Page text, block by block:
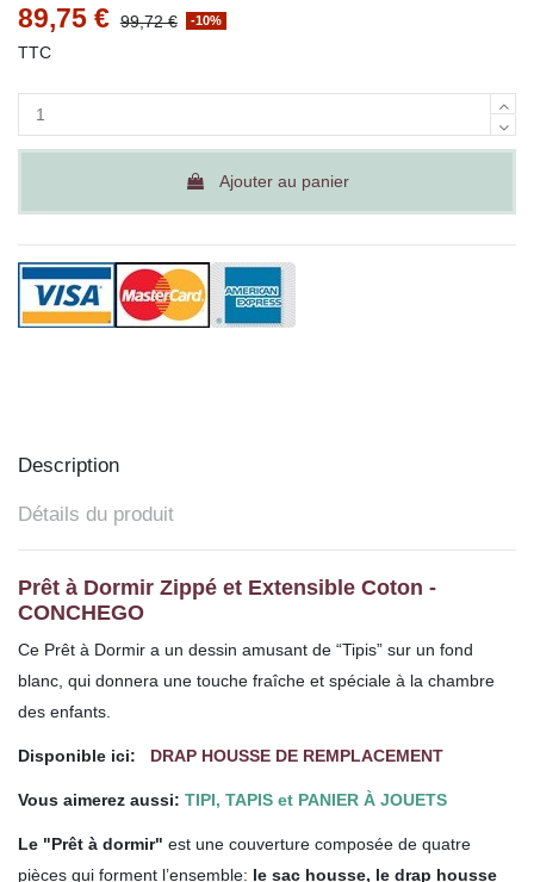
89,75 € 99,72 € -10%
TTC
Ajouter au panier
Description
Détails du produit
Prêt à Dormir Zippé et Extensible Coton -
CONCHEGO
Ce Prêt à Dormir a un dessin amusant de “Tipis” sur un fond
blanc, qui donnera une touche fraîche et spéciale à la chambre
des enfants.
Disponible ici: DRAP HOUSSE DE REMPLACEMENT
Vous aimerez aussi: TIPI, TAPIS et PANIER À JOUETS
Le "Prêt à dormir" est une couverture composée de quatre
pièces qui forment l’ensemble: le sac housse, le drap housse